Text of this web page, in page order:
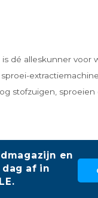
dé alleskunner voor
stofzuigen,
en
af in